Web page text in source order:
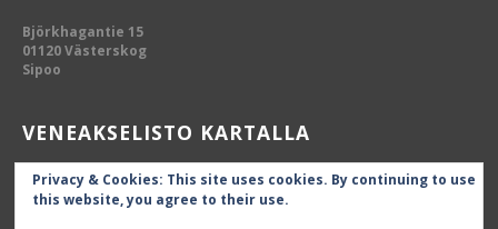
Björkhagantie 15
01120 Västerskog
Sipoo
VENEAKSELISTO KARTALLA
Privacy & Cookies: This site uses cookies. By continuing to use
this website, you agree to their use.